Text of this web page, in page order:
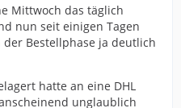
Mittwoch das täglich
nun seit einigen Tagen
Bestellphase ja deutlich
hatte an eine DHL
unglaublich